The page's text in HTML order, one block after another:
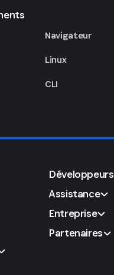
1Password Marketplace
Navigateur
Linux
CLI
Développeurs
Assistance
Entreprise
Partenaires